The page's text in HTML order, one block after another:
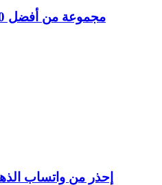
مجموعة من أفضل 10 ألعاب الجوال 2023
إحذر من واتساب